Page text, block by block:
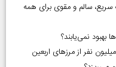
کنم؟ معرفی ۳۰ صبحانه سریع، سالم و مقوی برای همه
بهبود نمی‌یابند؟